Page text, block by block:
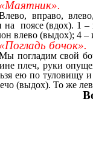
вправо,
на поясе (вдох). 1
влево (выдох); 4 –
бочок».
погладим свой
плеч, руки
ею по туловищу
(выдох). То же